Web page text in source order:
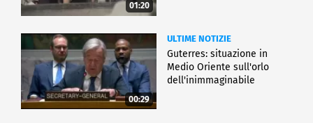
01:20
00:29
ULTIME NOTIZIE
Guterres: situazione in
Medio Oriente sull'orlo
dell'inimmaginabile